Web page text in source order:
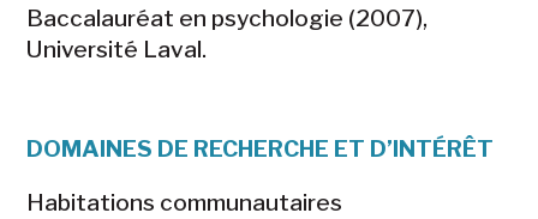
Baccalauréat en psychologie (2007),
Université Laval.
DOMAINES DE RECHERCHE ET D’INTÉRÊT
Habitations communautaires